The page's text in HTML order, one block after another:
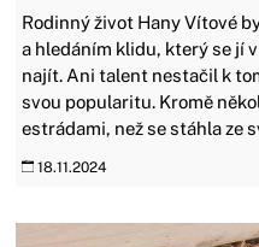
Rodinný život Hany Vítové
a hledáním klidu, který se jí
najít. Ani talent nestačil k
svou popularitu. Kromě
estrádami, než se stáhla ze
18.11.2024